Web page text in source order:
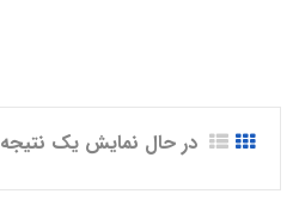
در حال نمایش یک نتیجه